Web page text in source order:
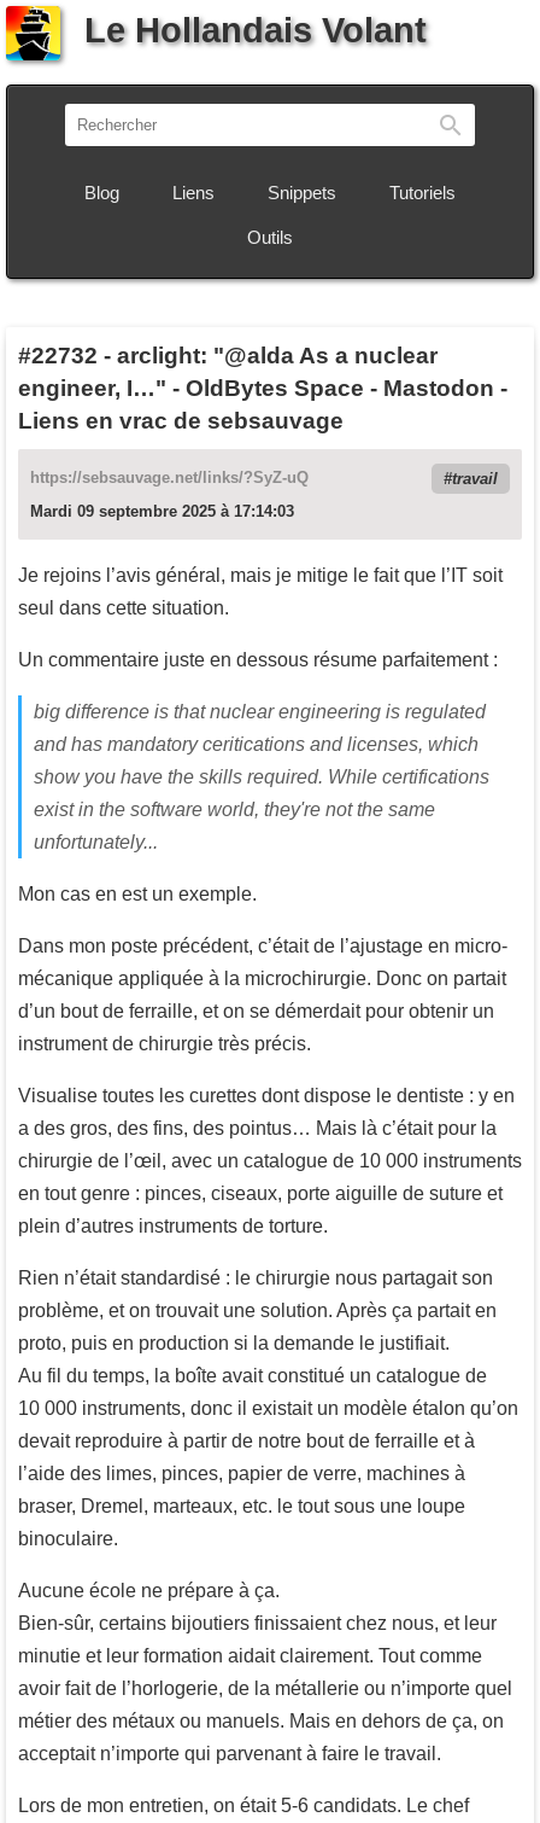
Le Hollandais Volant
Blog Liens Snippets Tutoriels
Outils
#22732 - arclight: "@alda As a nuclear
engineer, I…" - OldBytes Space - Mastodon -
Liens en vrac de sebsauvage
https://sebsauvage.net/links/?SyZ-uQ
travail
Mardi 09 septembre 2025 à 17:14:03
Je rejoins l’avis général, mais je mitige le fait que l’IT soit
seul dans cette situation.
Un commentaire juste en dessous résume parfaitement :
big difference is that nuclear engineering is regulated
and has mandatory ceritications and licenses, which
show you have the skills required. While certifications
exist in the software world, they're not the same
unfortunately...
Mon cas en est un exemple.
Dans mon poste précédent, c’était de l’ajustage en micro-
mécanique appliquée à la microchirurgie. Donc on partait
d’un bout de ferraille, et on se démerdait pour obtenir un
instrument de chirurgie très précis.
Visualise toutes les curettes dont dispose le dentiste : y en
a des gros, des fins, des pointus… Mais là c’était pour la
chirurgie de l’œil, avec un catalogue de 10 000 instruments
en tout genre : pinces, ciseaux, porte aiguille de suture et
plein d’autres instruments de torture.
Rien n’était standardisé : le chirurgie nous partagait son
problème, et on trouvait une solution. Après ça partait en
proto, puis en production si la demande le justifiait.
Au fil du temps, la boîte avait constitué un catalogue de
10 000 instruments, donc il existait un modèle étalon qu’on
devait reproduire à partir de notre bout de ferraille et à
l’aide des limes, pinces, papier de verre, machines à
braser, Dremel, marteaux, etc. le tout sous une loupe
binoculaire.
Aucune école ne prépare à ça.
Bien-sûr, certains bijoutiers finissaient chez nous, et leur
minutie et leur formation aidait clairement. Tout comme
avoir fait de l’horlogerie, de la métallerie ou n’importe quel
métier des métaux ou manuels. Mais en dehors de ça, on
acceptait n’importe qui parvenant à faire le travail.
Lors de mon entretien, on était 5-6 candidats. Le chef